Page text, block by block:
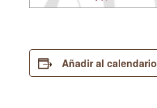
Añadir al calendario